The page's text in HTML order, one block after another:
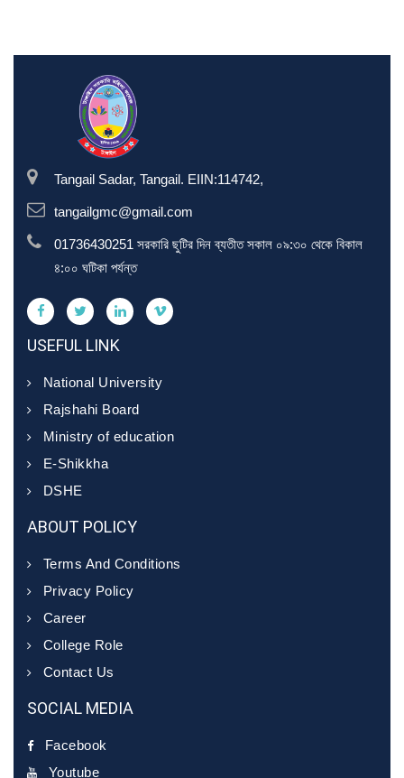
Tangail Sadar, Tangail. EIIN:114742,
tangailgmc@gmail.com
01736430251 সরকারি ছুটির দিন ব্যতীত সকাল ০৯:৩০ থেকে বিকাল
৪:০০ ঘটিকা পর্যন্ত
USEFUL LINK
National University
Rajshahi Board
Ministry of education
E-Shikkha
DSHE
ABOUT POLICY
Terms And Conditions
Privacy Policy
Career
College Role
Contact Us
SOCIAL MEDIA
Facebook
Youtube